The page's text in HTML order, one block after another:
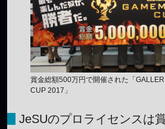
賞金総額500万円で開催された「
CUP 2017」
JeSUのプロライセンスは